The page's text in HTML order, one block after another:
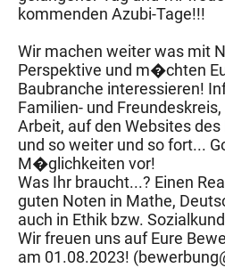
kommenden Azubi-Tage!!!
Wir machen weiter was mit
Perspektive und m�chten
Baubranche interessieren!
Familien- und
Arbeit, auf den Websites
und so weiter und so fort...
M�glichkeiten vor!
Was Ihr braucht...? Einen
guten Noten in Mathe,
auch in Ethik bzw.
Wir freuen uns auf Eure
am 01.08.2023!